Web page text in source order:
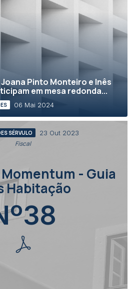
Pinto Monteiro e Inês
em mesa redonda...
06 Mai 2024
SÉRVULO 23 Out 2023
Fiscal
- Guia
Habitação